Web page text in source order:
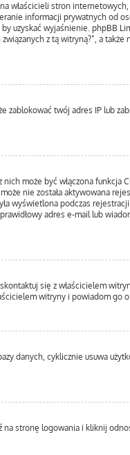
właścicieli stron
informacji prywatnych od
uzyskać wyjaśnienie. phpBB
z tą witryną?”, a
zablokować twój adres IP lub
może być włączona funkcja
nie została aktywowana
wyświetlona podczas
adres e-mail lub
się z właścicielem
witryny i powiadom go
danych, cyklicznie usuwa
stronę logowania i kliknij